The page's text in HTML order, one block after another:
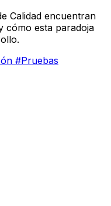
Calidad encuentran
cómo esta paradoja
#Pruebas